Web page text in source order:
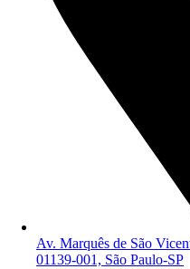
Av. Marquês de São
01139-001, São Paulo-SP